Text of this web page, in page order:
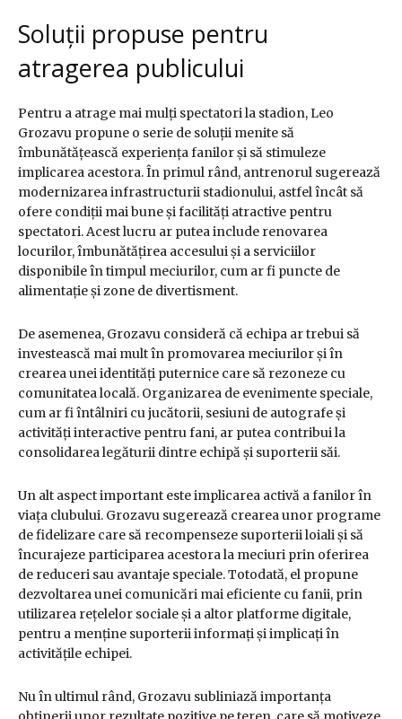
Soluții propuse pentru
atragerea publicului
Pentru a atrage mai mulți spectatori la stadion, Leo
Grozavu propune o serie de soluții menite să
îmbunătățească experiența fanilor și să stimuleze
implicarea acestora. În primul rând, antrenorul sugerează
modernizarea infrastructurii stadionului, astfel încât să
ofere condiții mai bune și facilități atractive pentru
spectatori. Acest lucru ar putea include renovarea
locurilor, îmbunătățirea accesului și a serviciilor
disponibile în timpul meciurilor, cum ar fi puncte de
alimentație și zone de divertisment.
De asemenea, Grozavu consideră că echipa ar trebui să
investească mai mult în promovarea meciurilor și în
crearea unei identități puternice care să rezoneze cu
comunitatea locală. Organizarea de evenimente speciale,
cum ar fi întâlniri cu jucătorii, sesiuni de autografe și
activități interactive pentru fani, ar putea contribui la
consolidarea legăturii dintre echipă și suporterii săi.
Un alt aspect important este implicarea activă a fanilor în
viața clubului. Grozavu sugerează crearea unor programe
de fidelizare care să recompenseze suporterii loiali și să
încurajeze participarea acestora la meciuri prin oferirea
de reduceri sau avantaje speciale. Totodată, el propune
dezvoltarea unei comunicări mai eficiente cu fanii, prin
utilizarea rețelelor sociale și a altor platforme digitale,
pentru a menține suporterii informați și implicați în
activitățile echipei.
Nu în ultimul rând, Grozavu subliniază importanța